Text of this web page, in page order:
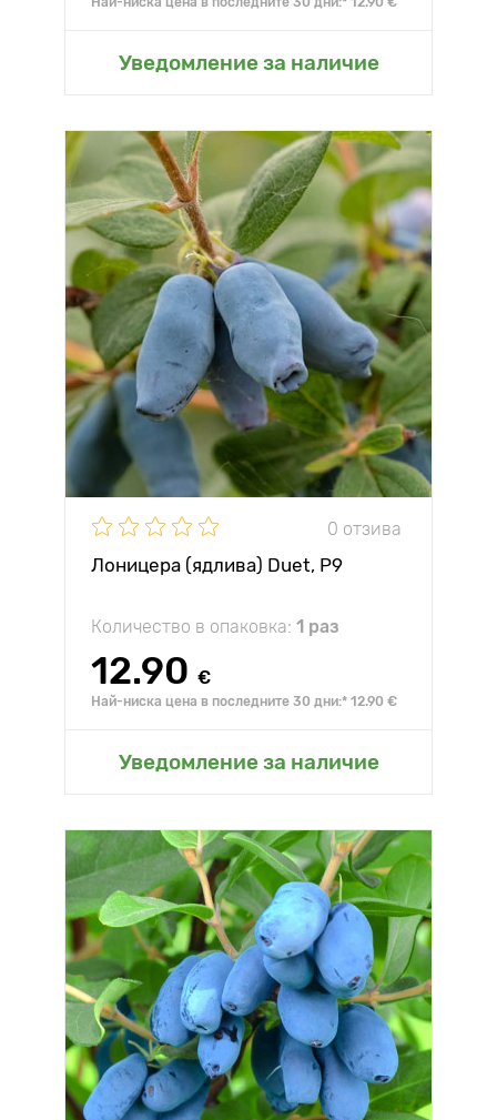
Уведомление за наличие
0 отзива
Лоницера (ядлива) Duet, P9
Количество в опаковка: 1 раз
12.90 €
Най-ниска цена в последните 30 дни:* 12.90 €
Уведомление за наличие